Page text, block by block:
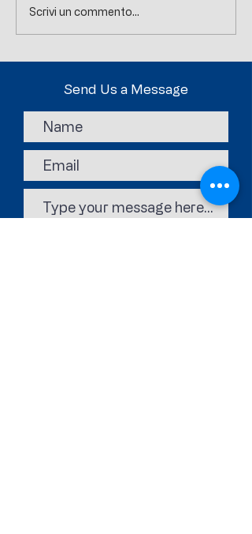
Scrivi un commento...
Send Us a Message